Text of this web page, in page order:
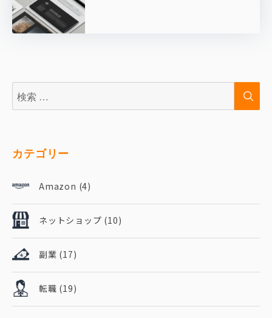
検
索:
検
カテゴリー
Amazon (4)
ネットショップ (10)
副業 (17)
転職 (19)